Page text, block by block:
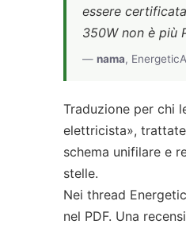
essere
350W non è più
— nama,
Traduzione per chi
elettricista»,
schema unifilare e
stelle.
Nei thread
nel PDF. Una